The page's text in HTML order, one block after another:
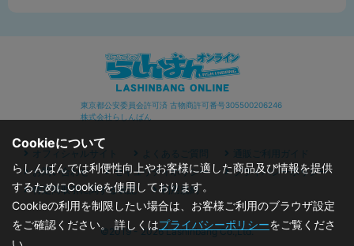
東京都公安委員会許可済 古物商許可番号305500206246
株式会社らしんばん
オフィシャルサイト よくあるご質問
通販ご利用ガイド
お問い合わせ
セキュリティポリシー
プライバシーポリシー
特定商取引に関する表記
利用規約
©2019 - 2026 Lashinbang Co.,Ltd.
Cookieについて
らしんばんでは利便性向上やお客様に適した商品及び情報を提供
するためにCookieを使用しております。
Cookieの利用を制限したい場合は、お客様ご利用のブラウザ設定
をご確認ください。 詳しくはプライバシーポリシーをご覧くださ
い。